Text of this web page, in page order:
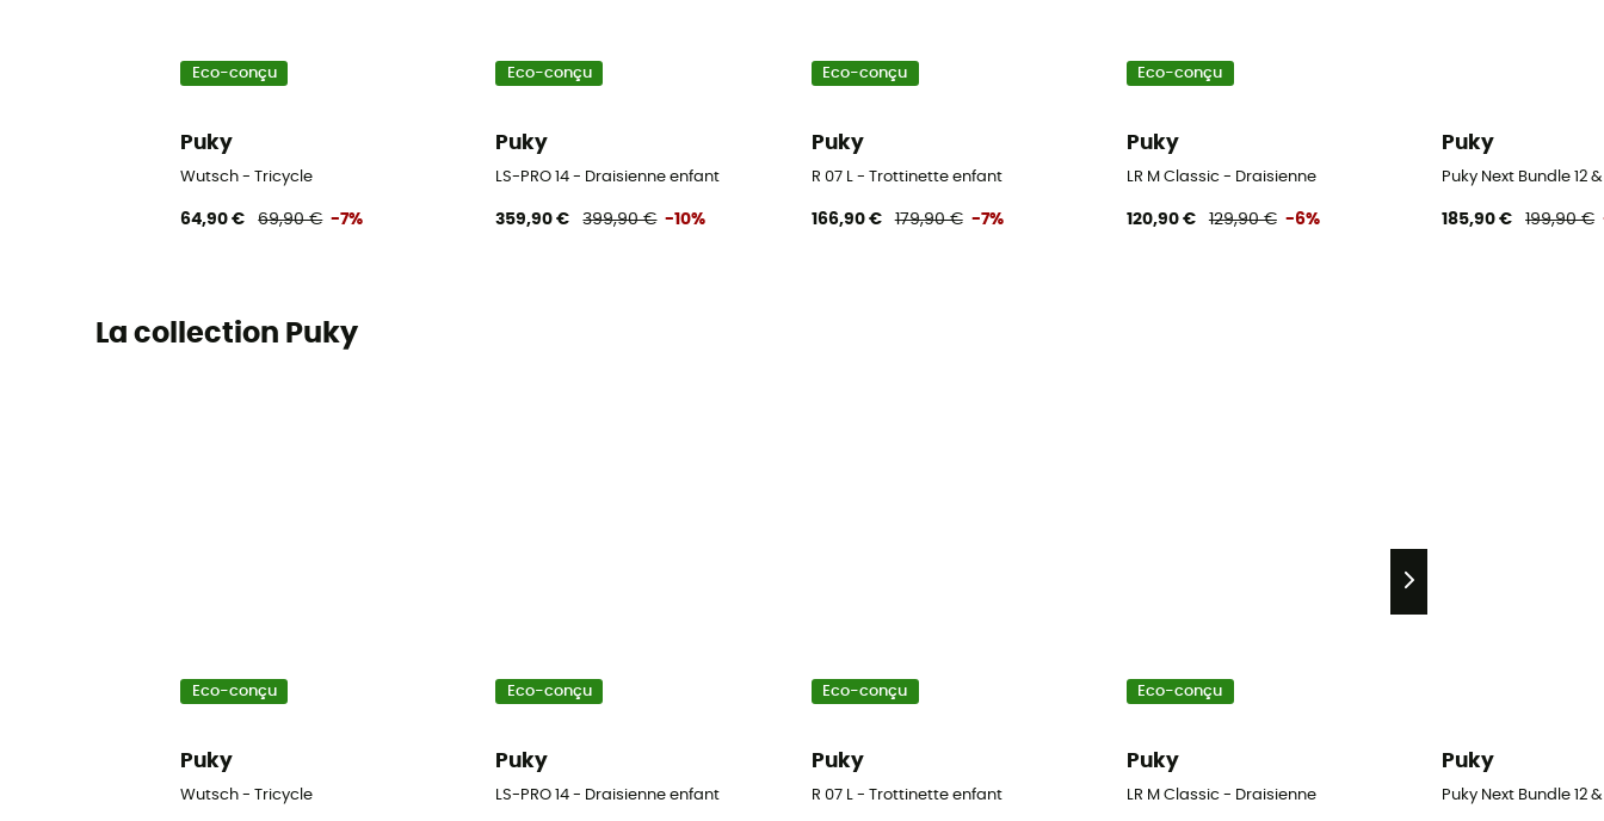
Eco-conçu
Puky
Wutsch - Tricycle
64,90 € 69,90 € -7%
Eco-conçu
Puky
LS-PRO 14 - Draisienne enfant
359,90 € 399,90 € -10%
Eco-conçu
Puky
R 07 L - Trottinette enfant
166,90 € 179,90 € -7%
Eco-conçu
Puky
LR M Classic - Draisienne
120,90 € 129,90 € -6%
Puky
Puky Next Bundle 12
185,90 € 199,90 €
La collection Puky
Eco-conçu
Puky
Wutsch - Tricycle
Eco-conçu
Puky
LS-PRO 14 - Draisienne enfant
Eco-conçu
Puky
R 07 L - Trottinette enfant
Eco-conçu
Puky
LR M Classic - Draisienne
Puky
Puky Next Bundle 12